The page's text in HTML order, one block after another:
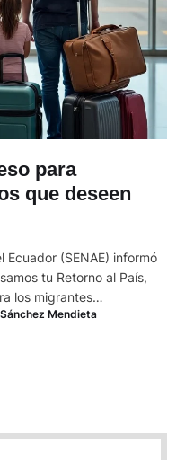
para
que deseen
Ecuador (SENAE) informó
tu Retorno al País,
los migrantes
país. De acuerdo con la
los ecuatorianos que
Mendieta